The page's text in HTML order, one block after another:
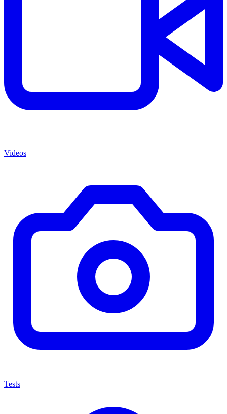
Videos
Tests